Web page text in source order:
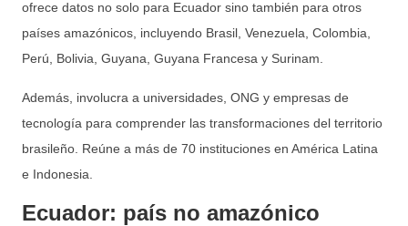
ofrece datos no solo para Ecuador sino también para otros
países amazónicos, incluyendo Brasil, Venezuela, Colombia,
Perú, Bolivia, Guyana, Guyana Francesa y Surinam.
Además, involucra a universidades, ONG y empresas de
tecnología para comprender las transformaciones del territorio
brasileño. Reúne a más de 70 instituciones en América Latina
e Indonesia.
Ecuador: país no amazónico